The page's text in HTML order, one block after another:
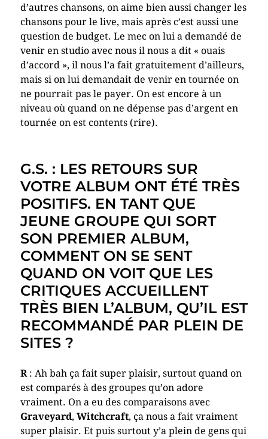
d’autres chansons, on aime bien aussi changer les
chansons pour le live, mais après c’est aussi une
question de budget. Le mec on lui a demandé de
venir en studio avec nous il nous a dit « ouais
d’accord », il nous l’a fait gratuitement d’ailleurs,
mais si on lui demandait de venir en tournée on
ne pourrait pas le payer. On est encore à un
niveau où quand on ne dépense pas d’argent en
tournée on est contents (rire).
G.S. : LES RETOURS SUR
VOTRE ALBUM ONT ÉTÉ TRÈS
POSITIFS. EN TANT QUE
JEUNE GROUPE QUI SORT
SON PREMIER ALBUM,
COMMENT ON SE SENT
QUAND ON VOIT QUE LES
CRITIQUES ACCUEILLENT
TRÈS BIEN L’ALBUM, QU’IL EST
RECOMMANDÉ PAR PLEIN DE
SITES ?
R : Ah bah ça fait super plaisir, surtout quand on
est comparés à des groupes qu’on adore
vraiment. On a eu des comparaisons avec
Graveyard, Witchcraft, ça nous a fait vraiment
super plaisir. Et puis surtout y’a plein de gens qui